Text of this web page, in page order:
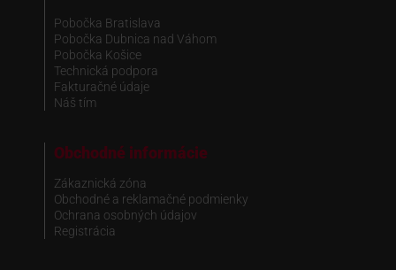
Pobočka Bratislava
Pobočka Dubnica nad Váhom
Pobočka Košice
Technická podpora
Fakturačné údaje
Náš tím
Obchodné informácie
Zákaznická zóna
Obchodné a reklamačné podmienky
Ochrana osobných údajov
Registrácia